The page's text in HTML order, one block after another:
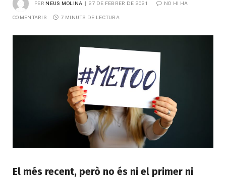
PER NEUS MOLINA 27 DE FEBRER DE 2021 NO HI HA
COMENTARIS 7 MINUTS DE LECTURA
El més recent, però no és ni el primer ni